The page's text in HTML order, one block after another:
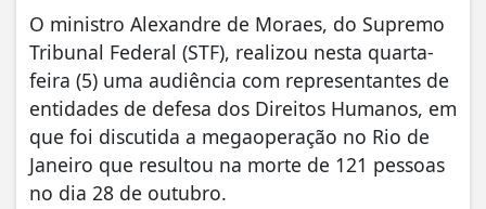
O ministro Alexandre de Moraes, do Supremo
Tribunal Federal (STF), realizou nesta quarta-
feira (5) uma audiência com representantes de
entidades de defesa dos Direitos Humanos, em
que foi discutida a megaoperação no Rio de
Janeiro que resultou na morte de 121 pessoas
no dia 28 de outubro.